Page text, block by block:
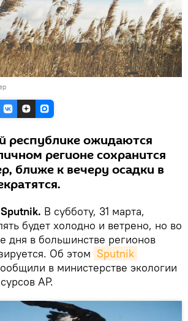
республике ожидаются
регионе сохранится
ближе к вечеру осадки в
В субботу, 31 марта,
будет холодно и ветрено, но во
дня в большинстве регионов
Об этом Sputnik
в министерстве экологии
АР.